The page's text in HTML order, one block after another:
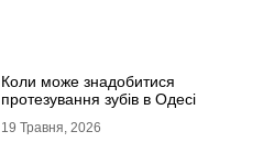
Коли може знадобитися
протезування зубів в Одесі
19 Травня, 2026